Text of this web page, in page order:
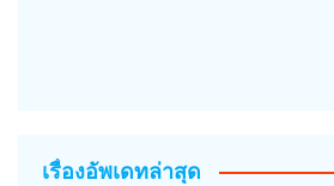
เรื่องอัพเดทล่าสุด